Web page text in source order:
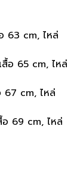
63 cm, ไหล่
อ 65 cm, ไหล่
67 cm, ไหล่
อ 69 cm, ไหล่